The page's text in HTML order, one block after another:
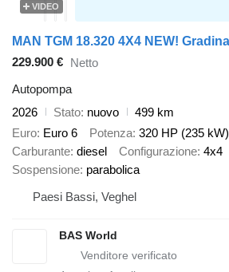
VIDEO
229.900 € Netto
Autopompa
2026
Stato nuovo
499 km
Euro Euro 6 Potenza 320 HP (235 kW)
Carburante diesel Configurazione 4x4
Sospensione parabolica
Paesi Bassi, Veghel
BAS World